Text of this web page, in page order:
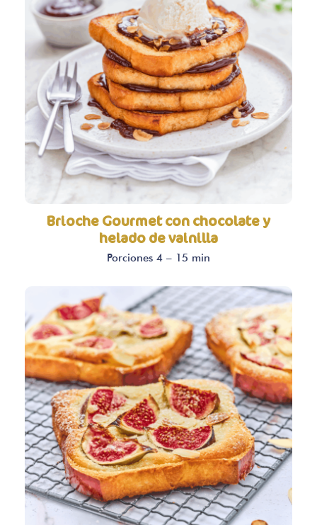
Brioche Gourmet con chocolate y
helado de vainilla
Porciones 4 – 15 min